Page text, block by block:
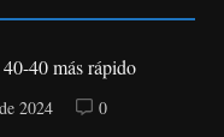
40 más rápido
2024 0